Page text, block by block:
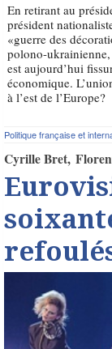
En retirant au
président
«guerre des
polono-
est aujourd’hui
économique.
à l’est de l’Europe?
Politique française et
Cyrille Bret